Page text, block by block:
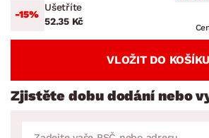
-15%
Ušetříte
52.35 Kč
VLOŽIT DO KOŠÍKU
Zjistěte dobu dodání nebo